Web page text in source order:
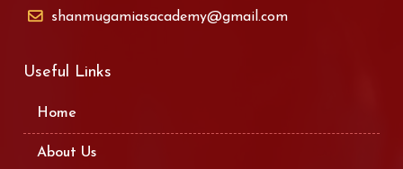
shanmugamiasacademy@gmail.com
Useful Links
Home
About Us